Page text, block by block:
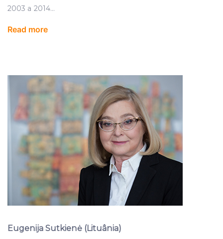
2003 a 2014...
Read more
Eugenija Sutkienė (Lituânia)